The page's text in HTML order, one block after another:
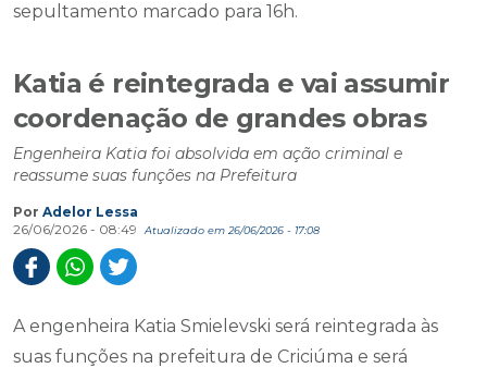
sepultamento marcado para 16h.
Katia é reintegrada e vai assumir
coordenação de grandes obras
Engenheira Katia foi absolvida em ação criminal e
reassume suas funções na Prefeitura
Por Adelor Lessa
26/06/2026 - 08:49
Atualizado em 26/06/2026 - 17:08
A engenheira Katia Smielevski será reintegrada às
suas funções na prefeitura de Criciúma e será